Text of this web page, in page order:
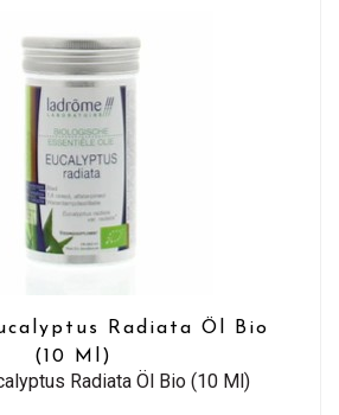
Radiata Öl Bio
(10 Ml)
Radiata Öl Bio (10 Ml)